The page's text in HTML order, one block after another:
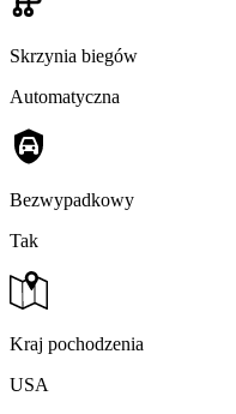
Skrzynia biegów
Automatyczna
Bezwypadkowy
Tak
Kraj pochodzenia
USA